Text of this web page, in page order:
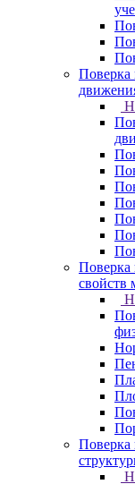
Поверка
Поверка
свойств
Поверка